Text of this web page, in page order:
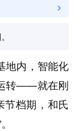
地内，智能化
转——就在刚
节档期，和氏